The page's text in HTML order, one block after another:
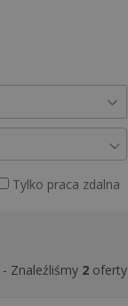
Tylko praca zdalna
- Znaleźliśmy 2 oferty